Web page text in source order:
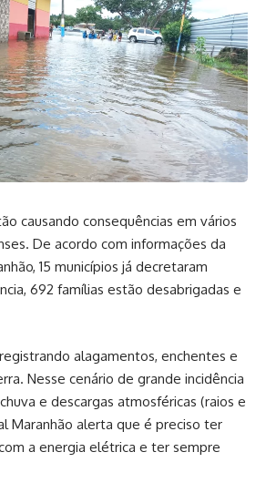
causando consequências em vários
De acordo com informações da
15 municípios já decretaram
692 famílias estão desabrigadas e
alagamentos, enchentes e
Nesse cenário de grande incidência
e descargas atmosféricas (raios e
Maranhão alerta que é preciso ter
a energia elétrica e ter sempre